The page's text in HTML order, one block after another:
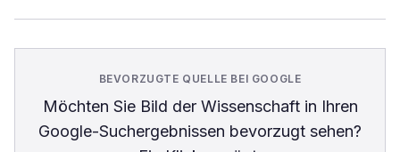
BEVORZUGTE QUELLE BEI GOOGLE
Möchten Sie Bild der Wissenschaftin Ihren
Google-Suchergebnissen bevorzugt sehen?